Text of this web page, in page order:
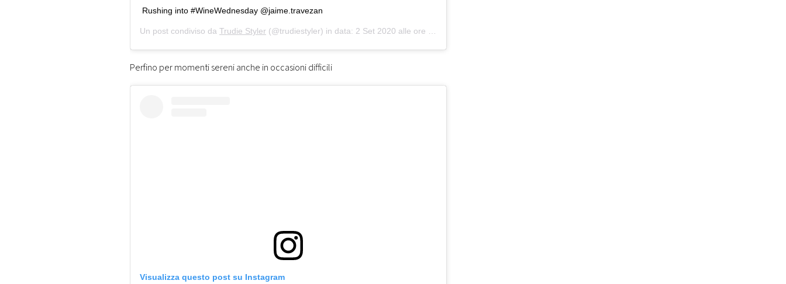
Rushing into #WineWednesday @jaime.travezan
Un post condiviso da Trudie Styler (@trudiestyler) in data: 2 Set 2020 alle ore 1:01 PDT
Perfino per momenti sereni anche in occasioni difficili
Visualizza questo post su Instagram